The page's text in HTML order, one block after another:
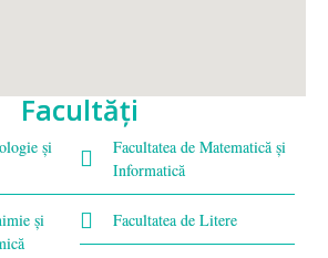
Facultăţi
și
şi
Facultatea de Matematică şi
Informatică
Facultatea de Litere